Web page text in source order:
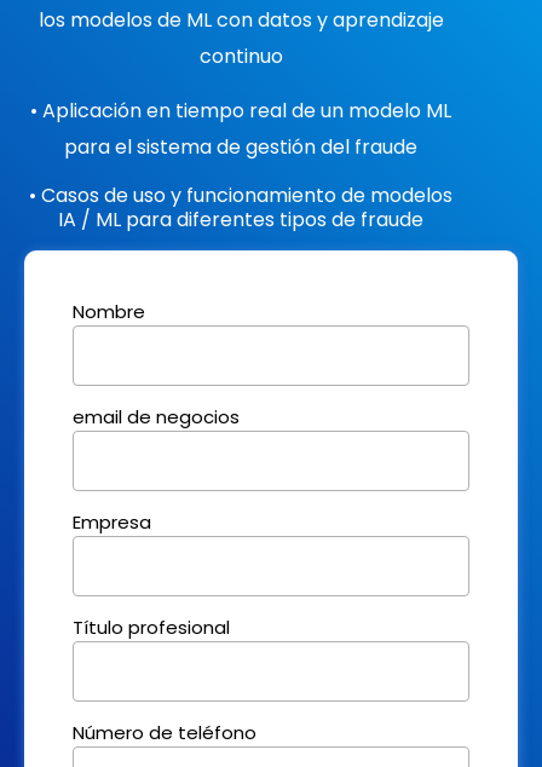
los modelos de ML con datos y aprendizaje
continuo
• Aplicación en tiempo real de un modelo ML
para el sistema de gestión del fraude
• Casos de uso y funcionamiento de modelos
IA / ML para diferentes tipos de fraude
Nombre
email de negocios
Empresa
Título profesional
Número de teléfono